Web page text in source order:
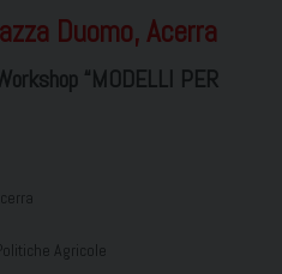
Duomo, Acerra
“MODELLI PER
Agricole